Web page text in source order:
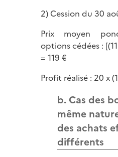
2) Cession du 30
Prix moyen
options cédées :
= 119 €
Profit réalisé : 20 x
b. Cas des
même
des achats
différents